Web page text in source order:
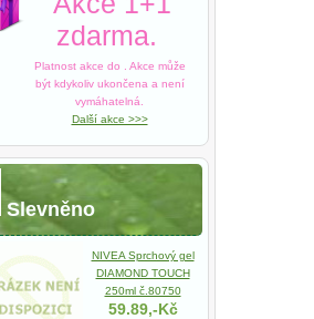
zdarma.
Platnost akce do
. Akce může
být kdykoliv ukončena a není
vymáhatelná.
Další akce >>>
Slevněno
NIVEA Sprchový gel
DIAMOND TOUCH
250ml č.80750
59.89,-Kč